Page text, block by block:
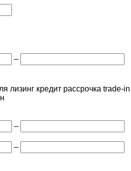
–
лизинг кредит рассрочка trade-in
–
–